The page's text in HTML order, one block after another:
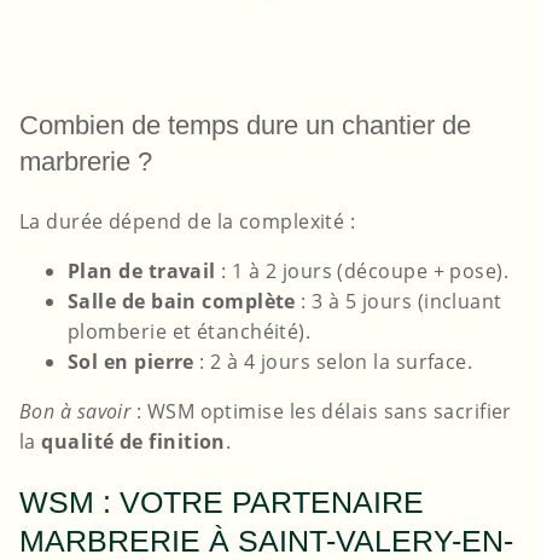
Combien de temps dure un chantier de
marbrerie ?
La durée dépend de la complexité :
Plan de travail : 1 à 2 jours (découpe + pose).
Salle de bain complète : 3 à 5 jours (incluant
plomberie et étanchéité).
Sol en pierre : 2 à 4 jours selon la surface.
Bon à savoir: WSM optimise les délais sans sacrifier
laqualité de finition.
WSM : VOTRE PARTENAIRE
MARBRERIE À SAINT-VALERY-EN-